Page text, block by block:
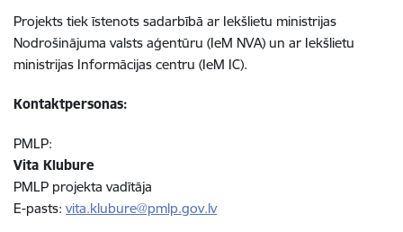
Projekts tiek īstenots sadarbībā ar Iekšlietu ministrijas
Nodrošinājuma valsts aģentūru (IeM NVA) un ar Iekšlietu
ministrijas Informācijas centru (IeM IC).
Kontaktpersonas:
PMLP:
Vita Klubure
PMLP projekta vadītāja
E-pasts: vita.klubure@pmlp.gov.lv